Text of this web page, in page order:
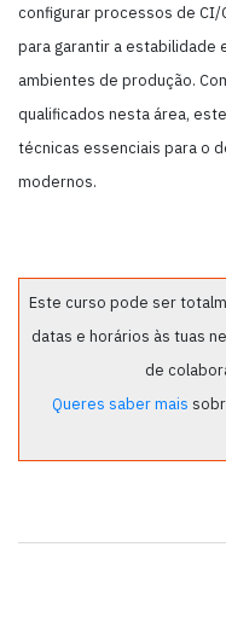
configurar processos de
para garantir a estabilidade
ambientes de produção.
qualificados nesta área,
técnicas essenciais para o
modernos.
Este curso pode ser
datas e horários às tuas
de
Queres saber mais